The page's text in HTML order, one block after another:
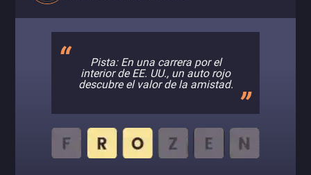
Pista: En una carrera por el
interior de EE. UU., un auto rojo
descubre el valor de la amistad.